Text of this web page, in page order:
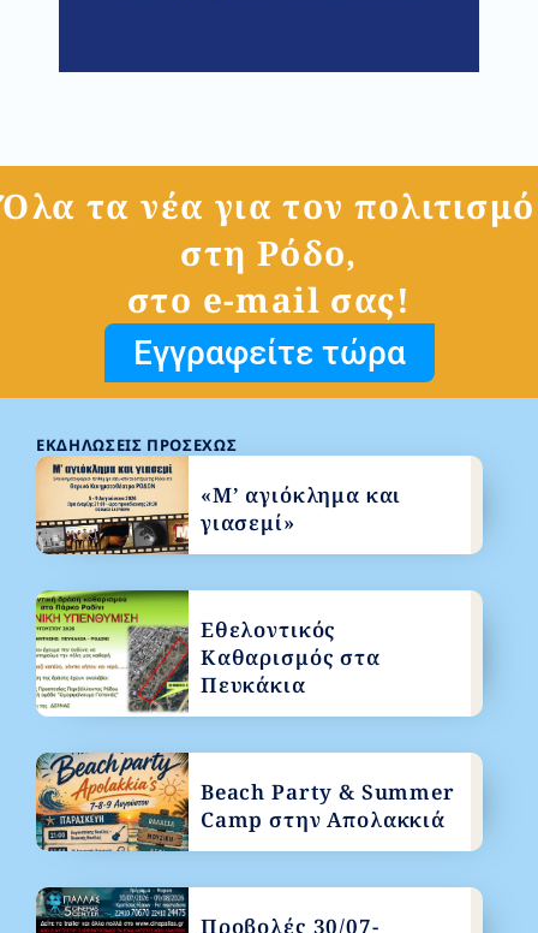
Όλα τα νέα για τον πολιτισμό
στη Ρόδο,
στο e-mail σας!
Εγγραφείτε τώρα
ΕΚΔΗΛΏΣΕΙΣ ΠΡΟΣΕΧΏΣ
«Μ’ αγιόκλημα και
γιασεμί»
Εθελοντικός
Καθαρισμός στα
Πευκάκια
Beach Party & Summer
Camp στην Απολακκιά
Προβολές 30/07-